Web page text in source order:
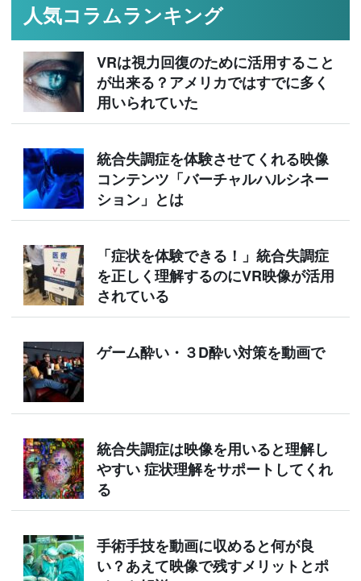
人気コラムランキング
VRは視力回復のために活用すること
が出来る？アメリカではすでに多く
用いられていた
統合失調症を体験させてくれる映像
コンテンツ「バーチャルハルシネー
ション」とは
「症状を体験できる！」統合失調症
を正しく理解するのにVR映像が活用
されている
ゲーム酔い・３D酔い対策を動画で
統合失調症は映像を用いると理解し
やすい 症状理解をサポートしてくれ
る
手術手技を動画に収めると何が良
い？あえて映像で残すメリットとポ